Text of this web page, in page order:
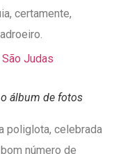
certamente,
álbum de fotos
poliglota, celebrada
número de